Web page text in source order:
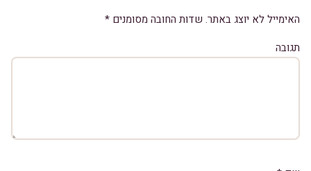
האימייל לא יוצג באתר. שדות החובה מסומנים *
תגובה